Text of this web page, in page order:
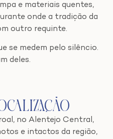
e materiais quentes,
onde a tradição da
outro requinte.
se medem pelo silêncio.
deles.
no Alentejo Central,
e intactos da região,